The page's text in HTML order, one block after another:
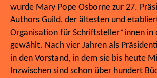
wurde Mary Pope Osborne zur 27.
Authors Guild, der ältesten und
Organisation für Schriftsteller*innen in
gewählt. Nach vier Jahren als
in den Vorstand, in dem sie bis heute
Inzwischen sind schon über hundert